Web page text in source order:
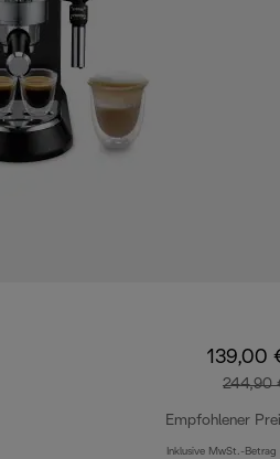
139,00
244,90
Empfohlener
Inklusive MwSt.-Betrag